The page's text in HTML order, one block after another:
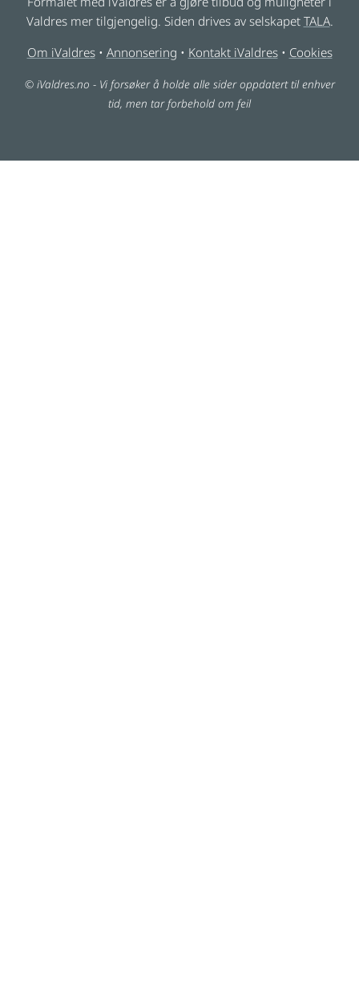
Valdres mer tilgjengelig. Siden drives av selskapet TALA.
Om iValdres• Annonsering • Kontakt iValdres• Cookies
© iValdres.no - Vi forsøker å holde alle sider oppdatert til enhver
tid, men tar forbehold om feil